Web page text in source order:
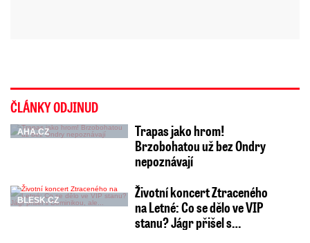
ČLÁNKY ODJINUD
AHA.CZ
Trapas jako hrom!
Brzobohatou už bez Ondry
nepoznávají
BLESK.CZ
Životní koncert Ztraceného
na Letné: Co se dělo ve VIP
stanu? Jágr přišel s…